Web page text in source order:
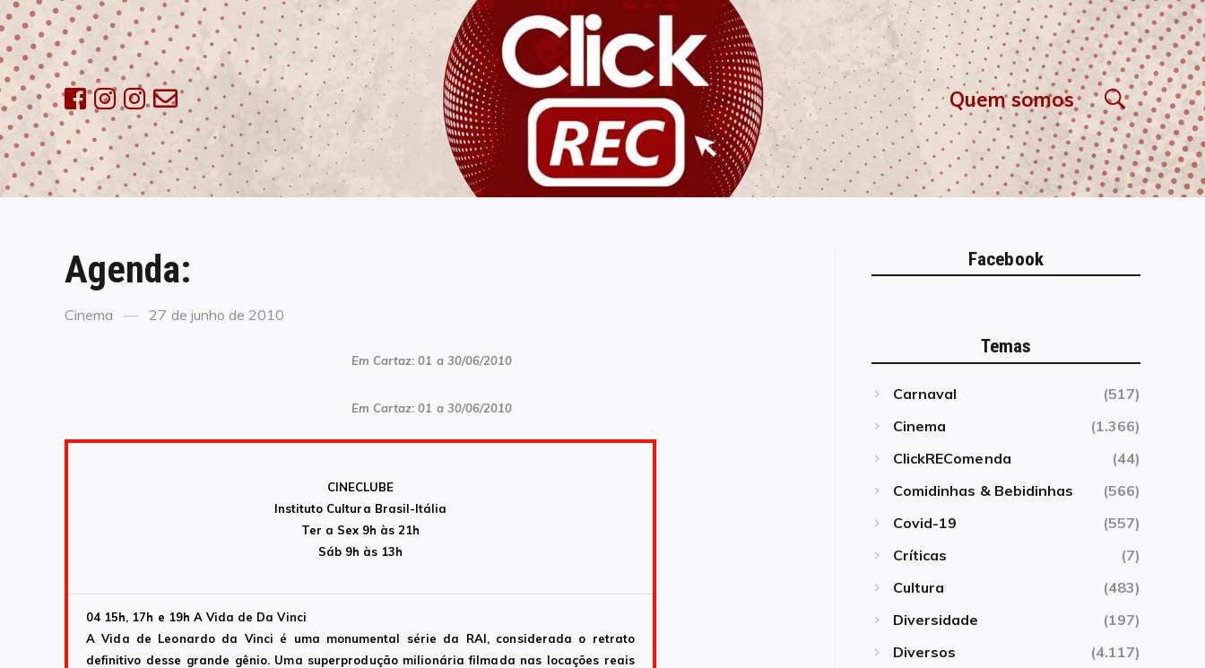
Skip
to
content
ClickREC Quem somos
Agenda:
Categories
Cinema
Posted
27 de junho de 2010
Em Cartaz: 01 a 30/06/2010
Em Cartaz: 01 a 30/06/2010
CINECLUBE
Instituto Cultura Brasil-Itália
Ter a Sex 9h às 21h
Sáb 9h às 13h
04 15h, 17h e 19h AVida de Da Vinci
A Vida de Leonardo da Vinci é uma monumental série da RAI, considerada o retrato
definitivo desse grande gênio. Uma superprodução milionária filmada nas locações reais
Facebook
Temas
Carnaval
(517)
Cinema
(1.366)
ClickREComenda
(44)
Comidinhas & Bebidinhas
(566)
Covid-19
(557)
Críticas
(7)
Cultura
(483)
Diversidade
(197)
Diversos
(4.117)